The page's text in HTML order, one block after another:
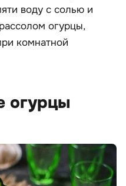
воду с солью и
огурцы,
комнатной
огурцы